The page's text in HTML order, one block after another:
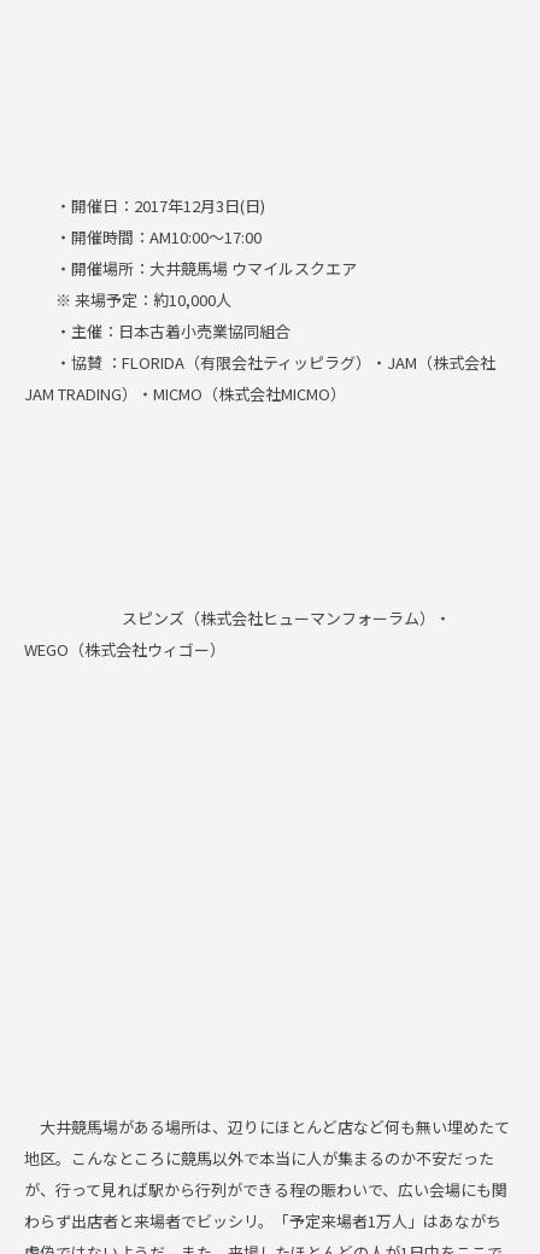
・開催日：2017年12月3日(日)
・開催時間：AM10:00～17:00
・開催場所：大井競馬場 ウマイルスクエア
※ 来場予定：約10,000人
・主催：日本古着小売業協同組合
・協賛 ：FLORIDA（有限会社ティッピラグ）・JAM（株式会社
JAM TRADING）・MICMO（株式会社MICMO）
スピンズ（株式会社ヒューマンフォーラム）・
WEGO（株式会社ウィゴー）
大井競馬場がある場所は、辺りにほとんど店など何も無い埋めたて
地区。こんなところに競馬以外で本当に人が集まるのか不安だった
が、行って見れば駅から行列ができる程の賑わいで、広い会場にも関
わらず出店者と来場者でビッシリ。「予定来場者1万人」はあながち